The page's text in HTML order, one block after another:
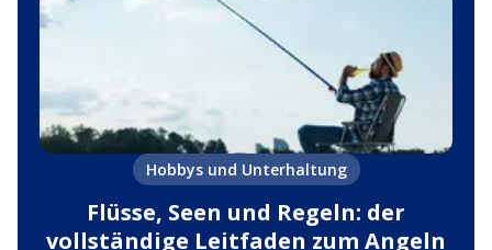
Hobbys und Unterhaltung
Flüsse, Seen und Regeln: der
vollständige Leitfaden zum Angeln